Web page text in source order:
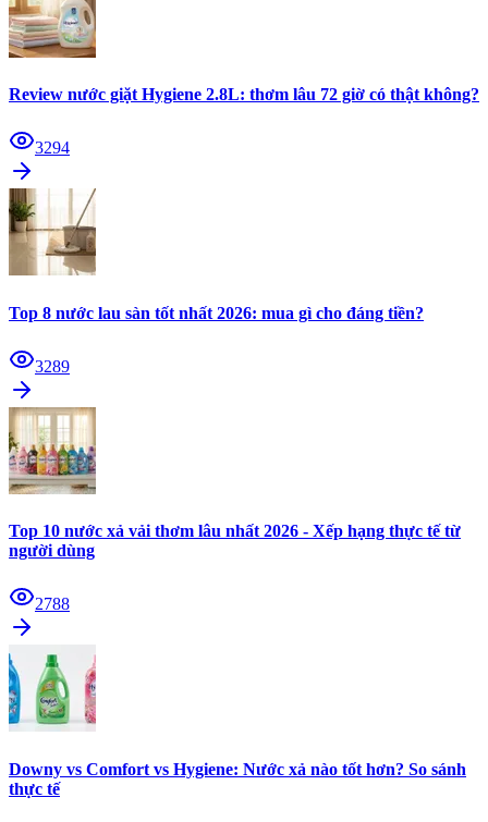
Review nước giặt Hygiene 2.8L: thơm lâu 72 giờ có thật không?
3294
Top 8 nước lau sàn tốt nhất 2026: mua gì cho đáng tiền?
3289
Top 10 nước xả vải thơm lâu nhất 2026 - Xếp hạng thực tế từ
người dùng
2788
Downy vs Comfort vs Hygiene: Nước xả nào tốt hơn? So sánh
thực tế